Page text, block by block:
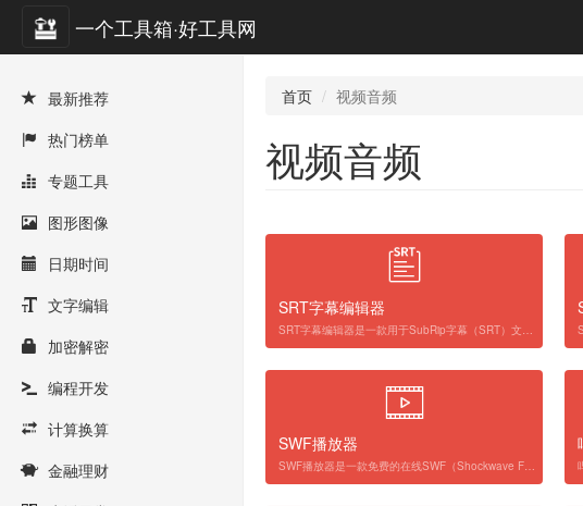
一个工具箱·好工具网
最新推荐
热门榜单
专题工具
图形图像
日期时间
文字编辑
加密解密
编程开发
计算换算
金融理财
首页 视频音频
视频音频
SRT字幕编辑器
SRT字幕编辑器是一款用于SubRip字幕（SRT）文件的在线字幕编辑工具。它允许您批量调整字幕的播放速度和时序偏移，同时还提供了单独调整每个字幕片段的顺序、时间码和文本的功能。它还可以将多个SRT字幕文件合并为一个，您只需逐个选择SRT字幕文件即可。
SWF播放器
SWF播放器是一款免费的在线SWF（Shockwave Flash）格式文件播放器。它能够快速打开SWF文件，读取文件头中的元数据标签，自动调整窗口大小以适应SWF内容并显示，非常适合在线播放.swf格式的视频和小游戏。